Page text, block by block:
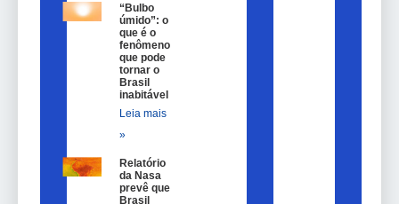
“Bulbo
úmido”: o
que é o
fenômeno
que pode
tornar o
Brasil
inabitável
Leia mais
»
Relatório
da Nasa
prevê que
Brasil